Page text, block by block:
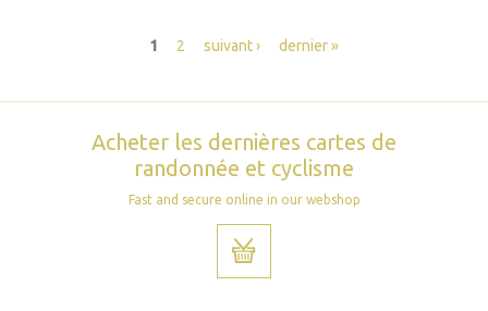
1 2 suivant › dernier »
Acheter les dernières cartes de
randonnée et cyclisme
Fast and secure online in our webshop